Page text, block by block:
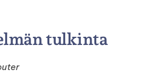
tulkinta